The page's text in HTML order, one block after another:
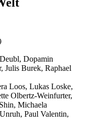
Dopamin
Julis Burek, Raphael
Loos, Lukas Loske,
Olbertz-Weinfurter,
Michaela
Paul Valentin,